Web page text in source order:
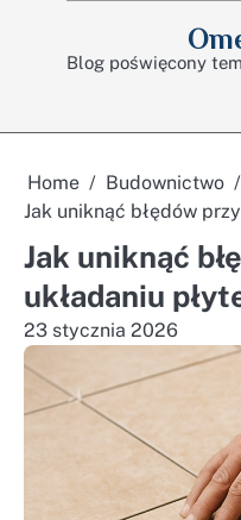
Blog poświęcony
Home
Budownictwo
Jak uniknąć błędów
Jak uniknąć
układaniu
23 stycznia 2026